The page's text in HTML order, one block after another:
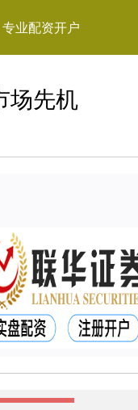
专业配资开户
场先机